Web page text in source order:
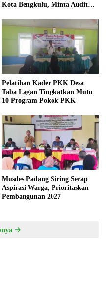
Kota Bengkulu, Minta Audit
Pelatihan Kader PKK Desa
Taba Lagan Tingkatkan Mutu
10 Program Pokok PKK
Musdes Padang Siring Serap
Aspirasi Warga, Prioritaskan
Pembangunan 2027